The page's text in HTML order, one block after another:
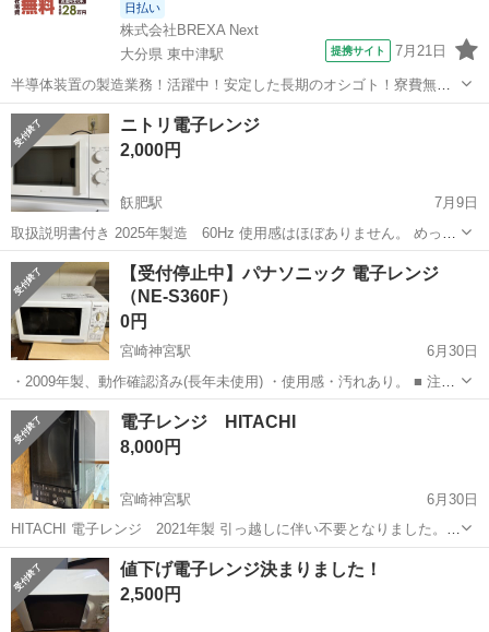
日払い
株式会社BREXA Next
大分県 東中津駅
提携サイト 7月21日
半導体装置の製造業務！活躍中！安定した長期のオシゴト！寮費無料
★赴任旅費会社負担◎20代～40代の男性活躍中★未経験活躍中！高時
給1,500円！《大分県中津市》 人気の工場のお仕事 ◇半導体装置内部
のシート製造◇ ＊クリー...
大分 中津市 東中津駅
ニトリ電子レンジ
2,000円
飫肥駅
7月9日
取扱説明書付き 2025年製造 60Hz 使用感はほぼありません。 めっち
ゃ綺麗です。 現状引き渡しです。 7月15日まで。 できるだけ早くとり
にきてくれる方を 優先させていただきます。 よろしくおねがいしま
す。
宮崎 日南市 飫肥駅 キッチン家電
【受付停止中】パナソニック 電子レンジ
（NE-S360F）
0円
宮崎神宮駅
6月30日
・2009年製、動作確認済み(長年未使用) ・使用感・汚れあり。 ■ 注意
事項・状態 すべて中古品のため、傷や落としきれない汚れ、使用感が
ございます。 現状渡しとなりますので、ご理解いただける方のみご連
絡ください。 ■ 取引...
宮崎 宮崎市 宮崎神宮駅
電子レンジ HITACHI
8,000円
宮崎神宮駅
6月30日
HITACHI 電子レンジ 2021年製 引っ越しに伴い不要となりました。
7/10までに引取りに来てくれる方、当方時間に制限があるため都合の
合う方でどうぞよろしくお願いします。 使用中ですので動作は問題あ
りません。 仕...
宮崎 宮崎市 宮崎神宮駅 キッチン家電 HITACHI
値下げ電子レンジ決まりました！
2,500円